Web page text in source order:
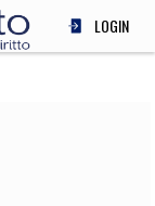
LOGIN